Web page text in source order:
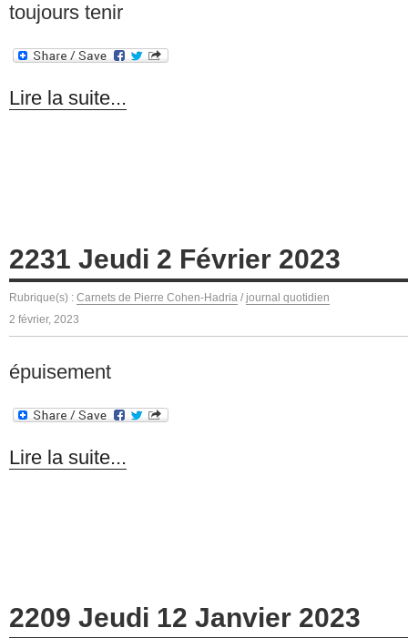
toujours tenir
Lire la suite...
2231 Jeudi 2 Février 2023
Rubrique(s) : Carnets de Pierre Cohen-Hadria / journal quotidien
2 février, 2023
épuisement
Lire la suite...
2209 Jeudi 12 Janvier 2023